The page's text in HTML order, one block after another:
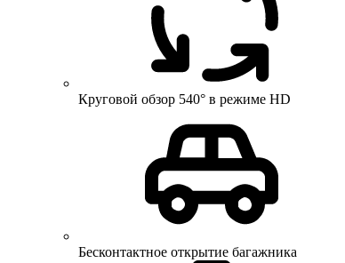
Круговой обзор 540° в режиме HD
Бесконтактное открытие багажника